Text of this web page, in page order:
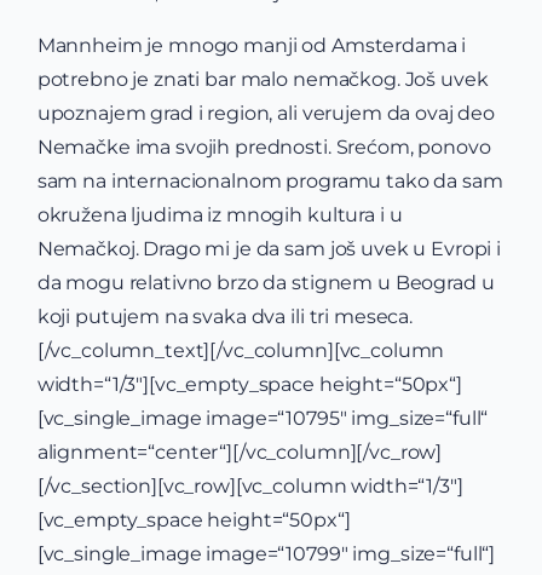
Mannheim je mnogo manji od Amsterdama i
potrebno je znati bar malo nemačkog. Još uvek
upoznajem grad i region, ali verujem da ovaj deo
Nemačke ima svojih prednosti. Srećom, ponovo
sam na internacionalnom programu tako da sam
okružena ljudima iz mnogih kultura i u
Nemačkoj. Drago mi je da sam još uvek u Evropi i
da mogu relativno brzo da stignem u Beograd u
koji putujem na svaka dva ili tri meseca.
[/vc_column_text][/vc_column][vc_column
width=“1/3″][vc_empty_space height=“50px“]
[vc_single_image image=“10795″ img_size=“full“
alignment=“center“][/vc_column][/vc_row]
[/vc_section][vc_row][vc_column width=“1/3″]
[vc_empty_space height=“50px“]
[vc_single_image image=“10799″ img_size=“full“]